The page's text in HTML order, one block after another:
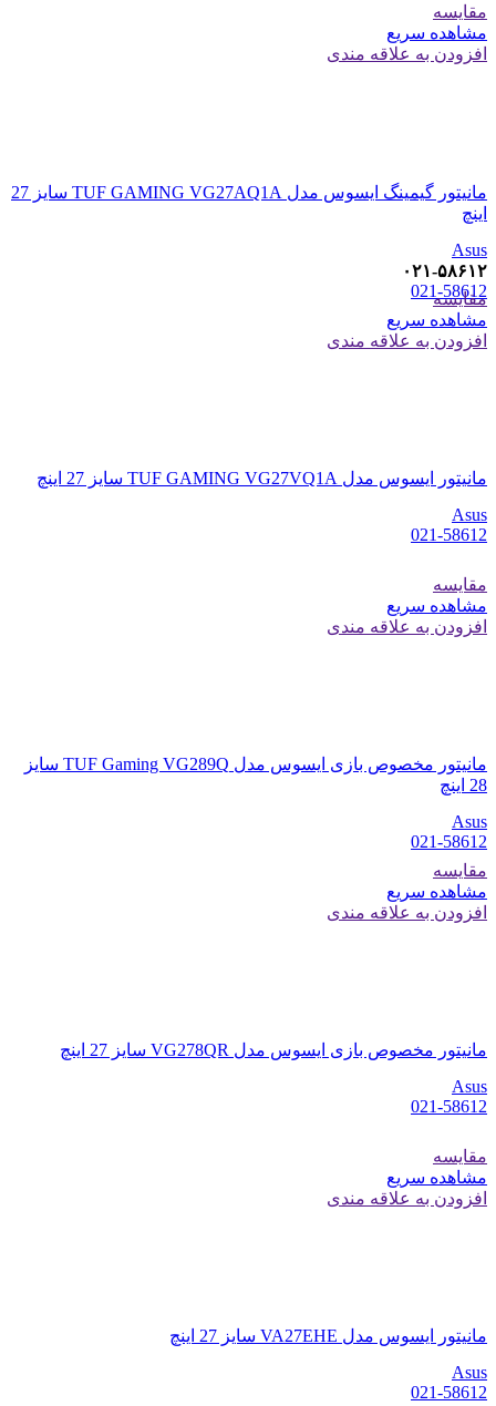
مقایسه
مشاهده سریع
افزودن به علاقه مندی
مانیتور گیمینگ ایسوس مدل TUF GAMING VG27AQ1A سایز 27
اینچ
Asus
۰۲۱-۵۸۶۱۲
021-58612
مقایسه
مشاهده سریع
افزودن به علاقه مندی
مانیتور ایسوس مدل TUF GAMING VG27VQ1A سایز 27 اینچ
Asus
021-58612
مقایسه
مشاهده سریع
افزودن به علاقه مندی
مانیتور مخصوص بازی ایسوس مدل TUF Gaming VG289Q سایز
28 اینچ
Asus
021-58612
مقایسه
مشاهده سریع
افزودن به علاقه مندی
مانیتور مخصوص بازی ایسوس مدل VG278QR سایز 27 اینچ
Asus
021-58612
مقایسه
مشاهده سریع
افزودن به علاقه مندی
مانیتور ایسوس مدل VA27EHE سایز 27 اینچ
Asus
021-58612